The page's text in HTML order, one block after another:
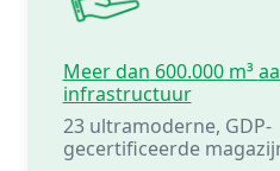
Meer dan 600.000 m³
infrastructuur
23 ultramoderne, GDP-
gecertificeerde